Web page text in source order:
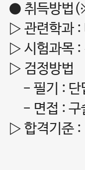
● 취득방법
▷ 관련학과 :
▷ 시험과목 :
▷ 검정방법
- 필기 : 단
- 면접 : 구
▷ 합격기준 :